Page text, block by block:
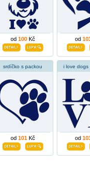
od 100Kč od
srdíčko s packou
od 101Kč
i love dogs
od